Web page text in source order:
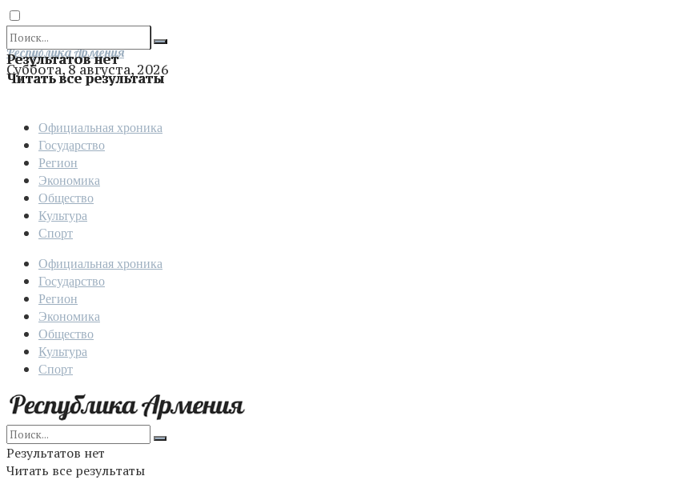
Результатов нет
Читать все результаты
Отправить
Республика Армения
Суббота, 8 августа, 2026
Официальная хроника
Государство
Регион
Экономика
Общество
Культура
Спорт
Официальная хроника
Государство
Регион
Экономика
Общество
Культура
Спорт
Результатов нет
Читать все результаты